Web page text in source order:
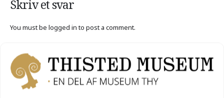
Skriv et svar
You must be logged in to post a comment.